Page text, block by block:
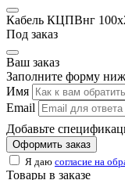
Кабель КЦПВнг
Под заказ
Ваш заказ
Заполните форму
Имя
Email
Добавьте
Оформить заказ
Я даю согласие на
Товары в заказе